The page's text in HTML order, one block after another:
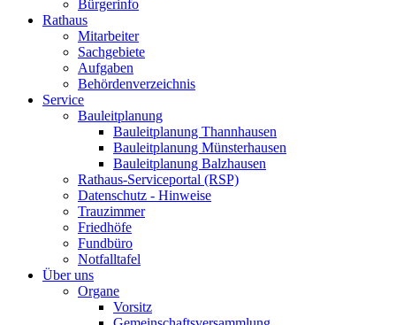
Bürgerinfo
Rathaus
Mitarbeiter
Sachgebiete
Aufgaben
Behördenverzeichnis
Service
Bauleitplanung
Bauleitplanung Thannhausen
Bauleitplanung Münsterhausen
Bauleitplanung Balzhausen
Rathaus-Serviceportal (RSP)
Datenschutz - Hinweise
Trauzimmer
Friedhöfe
Fundbüro
Notfalltafel
Über uns
Organe
Vorsitz